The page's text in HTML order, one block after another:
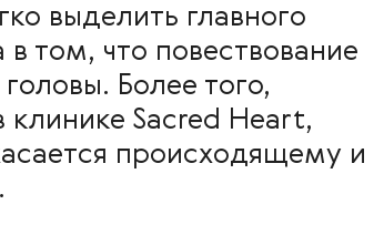
выделить главного
том, что повествование
Более того,
клинике Sacred Heart,
происходящему и